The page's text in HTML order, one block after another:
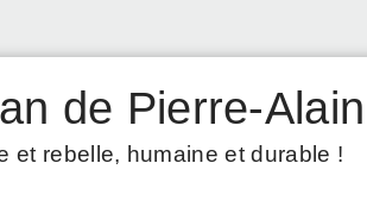
de Pierre-
et rebelle, humaine et durable !